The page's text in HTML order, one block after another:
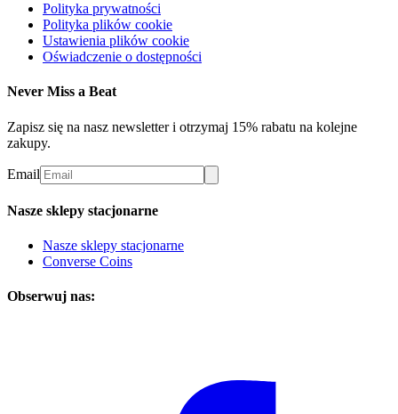
Polityka prywatności
Polityka plików cookie
Ustawienia plików cookie
Oświadczenie o dostępności
Never Miss a Beat
Zapisz się na nasz newsletter i otrzymaj 15% rabatu na kolejne
zakupy.
Email
Nasze sklepy stacjonarne
Nasze sklepy stacjonarne
Converse Coins
Obserwuj nas: